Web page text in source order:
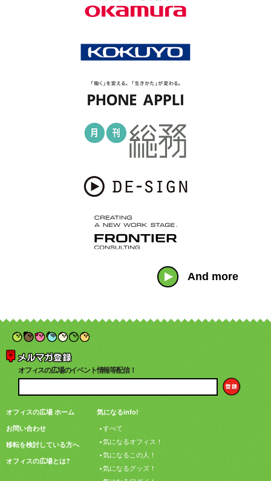
And more
オフィスの広場のイベント情報等配信！
オフィスの広場 ホーム
お問い合わせ
移転を検討している方へ
オフィスの広場とは?
気になるinfo!
すべて
気になるオフィス！
気になるこの人！
気になるグッズ！